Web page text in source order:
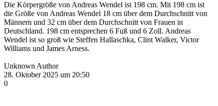
Die Körpergröße von Andreas Wendel ist 198 cm. Mit 198 cm ist
die Größe von Andreas Wendel 18 cm über dem Durchschnitt von
Männern und 32 cm über dem Durchschnitt von Frauen in
Deutschland. 198 cm entsprechen 6 Fuß und 6 Zoll. Andreas
Wendel ist so groß wie Steffen Hallaschka, Clint Walker, Victor
Williams und James Arness.
Unknown Author
28. Oktober 2025 um 20:50
0